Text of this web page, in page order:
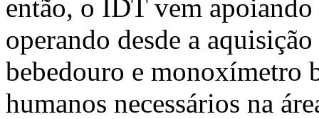
então, o IDT vem
operando desde a
bebedouro e monoxímetro
humanos necessários na